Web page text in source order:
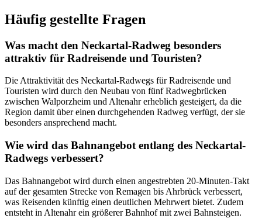
Häufig gestellte Fragen
Was macht den Neckartal-Radweg besonders
attraktiv für Radreisende und Touristen?
Die Attraktivität des Neckartal-Radwegs für Radreisende und
Touristen wird durch den Neubau von fünf Radwegbrücken
zwischen Walporzheim und Altenahr erheblich gesteigert, da die
Region damit über einen durchgehenden Radweg verfügt, der sie
besonders ansprechend macht.
Wie wird das Bahnangebot entlang des Neckartal-
Radwegs verbessert?
Das Bahnangebot wird durch einen angestrebten 20-Minuten-Takt
auf der gesamten Strecke von Remagen bis Ahrbrück verbessert,
was Reisenden künftig einen deutlichen Mehrwert bietet. Zudem
entsteht in Altenahr ein größerer Bahnhof mit zwei Bahnsteigen.